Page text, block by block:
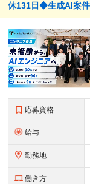
休131日◆生成AI案
応募資格
給与
勤務地
働き方